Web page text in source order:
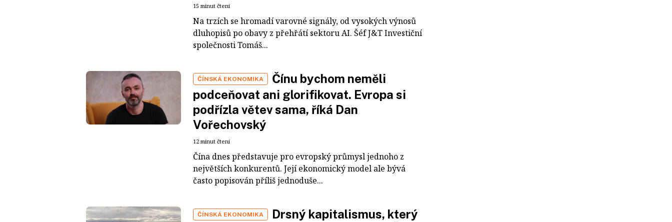
15 minut čtení
Na trzích se hromadí varovné signály, od vysokých výnosů
dluhopisů po obavy z přehřátí sektoru AI. Šéf J&T Investiční
společnosti Tomáš...
ČÍNSKÁ EKONOMIKA
Čínu bychom neměli
podceňovat ani glorifikovat. Evropa si
podřízla větev sama, říká Dan
Vořechovský
12 minut čtení
Čína dnes představuje pro evropský průmysl jednoho z
největších konkurentů. Její ekonomický model ale bývá
často popisován příliš jednoduše...
ČÍNSKÁ EKONOMIKA
Drsný kapitalismus, který